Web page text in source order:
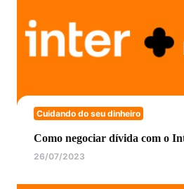
Cuidando do seu dinheiro
Como negociar dívida com o
26/07/2023